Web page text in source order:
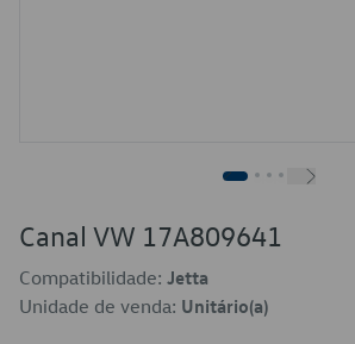
Canal VW 17A809641
Compatibilidade: Jetta
Unidade de venda: Unitário(a)